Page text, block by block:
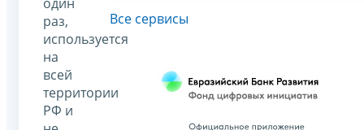
раз,
используется
на
всей
территории
РФ и
Все сервисы